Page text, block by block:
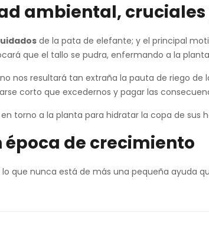
ambiental,
de la pata de elefante; y el principal
que el tallo se pudra, enfermando a la
nos resultará tan extraña la pauta de riego
corto que excedernos y pagar las
en torno a la planta para hidratar la copa de sus
de crecimiento
que nunca está de más una pequeña ayuda